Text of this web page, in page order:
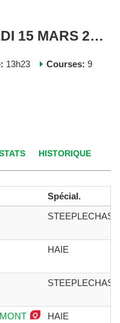
R1 - AUTEUIL - SAMEDI 15 MARS 2025
13h23 Courses: 9
HISTORIQUE
Spécial.
STEEPLECHASE
HAIE
STEEPLECHASE
HAIE